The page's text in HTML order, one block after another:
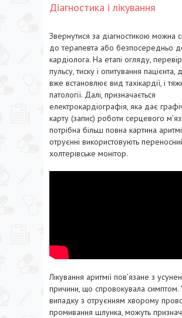
Діагностика і лікування
Звернутися за діагностикою можна
до терапевта або безпосередньо
кардіолога. На етапі огляду,
пульсу, тиску і опитування пацієнта,
вже встановлює вид тахікардії, і
патології. Далі, призначається
електрокардіографія, яка дає
карту (запис) роботи серцевого
потрібна більш повна картина
отруєнні використовують
холтерівське монітор.
Лікування аритмії пов’язане з
причини, що спровокувала симптом.
випадку з отруєнням хворому
промивання шлунка, можуть